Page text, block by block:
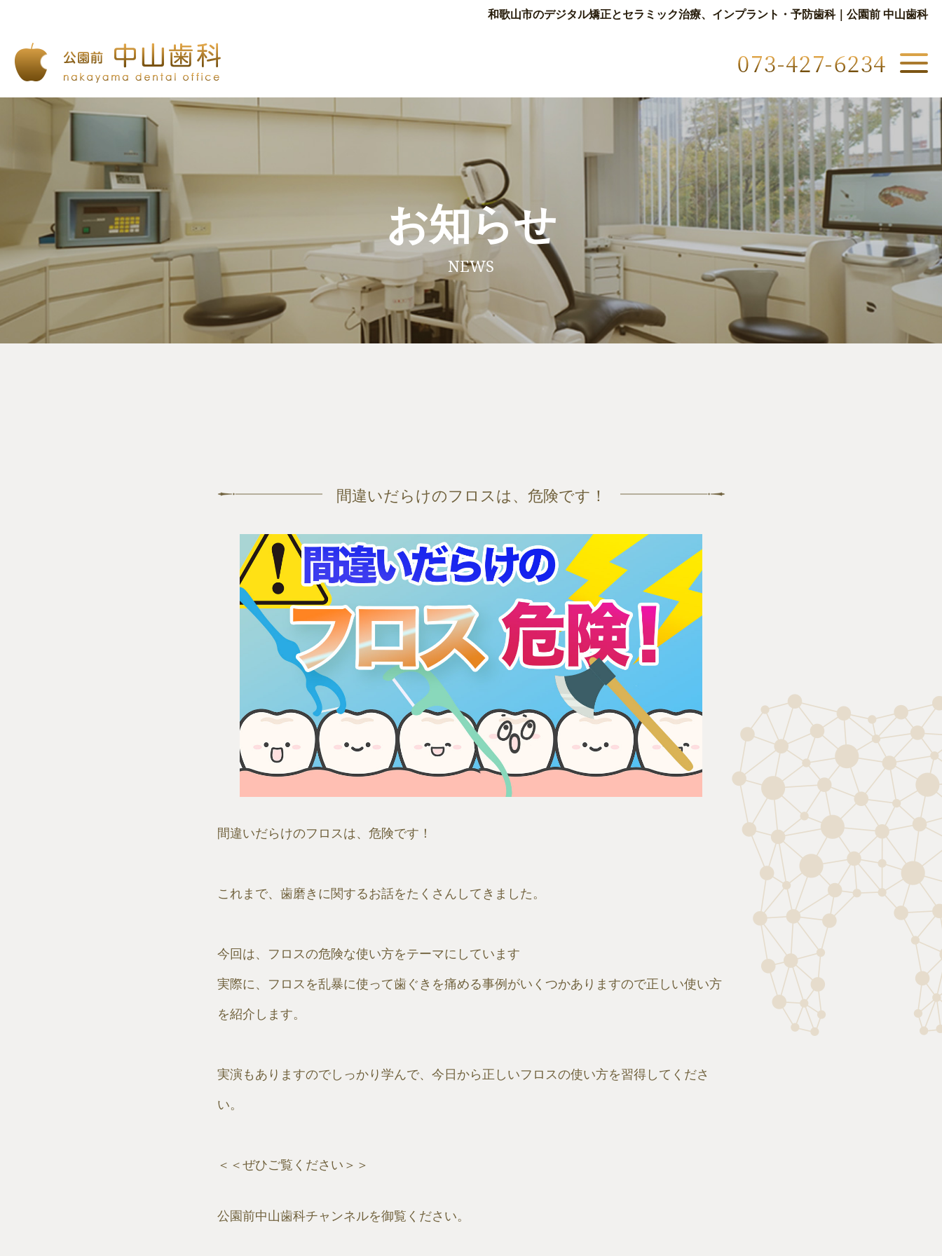
和歌山市のデジタル矯正とセラミック治療、インプラント・予防歯科｜公園前 中山歯科
お知らせ
NEWS
間違いだらけのフロスは、危険です！
間違いだらけのフロスは、危険です！
これまで、歯磨きに関するお話をたくさんしてきました。
今回は、フロスの危険な使い方をテーマにしています
実際に、フロスを乱暴に使って歯ぐきを痛める事例がいくつかありますので正しい使い方
を紹介します。
実演もありますのでしっかり学んで、今日から正しいフロスの使い方を習得してくださ
い。
＜＜ぜひご覧ください＞＞
公園前中山歯科チャンネルを御覧ください。